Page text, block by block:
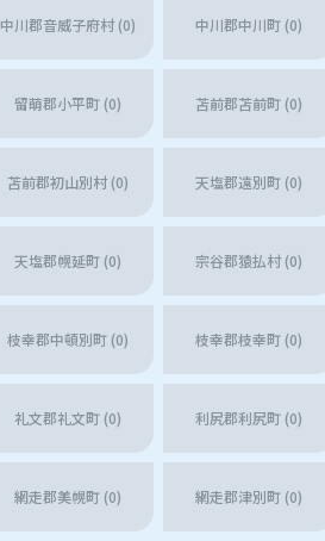
中川郡音威子府村 (0) 中川郡中川町 (0)
留萌郡小平町 (0) 苫前郡苫前町 (0)
苫前郡初山別村 (0) 天塩郡遠別町 (0)
天塩郡幌延町 (0) 宗谷郡猿払村 (0)
枝幸郡中頓別町 (0) 枝幸郡枝幸町 (0)
礼文郡礼文町 (0) 利尻郡利尻町 (0)
網走郡美幌町 (0) 網走郡津別町 (0)